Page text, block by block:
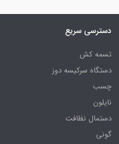
دسترسی سریع
تسمه کش
دستگاه سرکیسه دوز
چسب
نایلون
دستمال نظافت
گونی